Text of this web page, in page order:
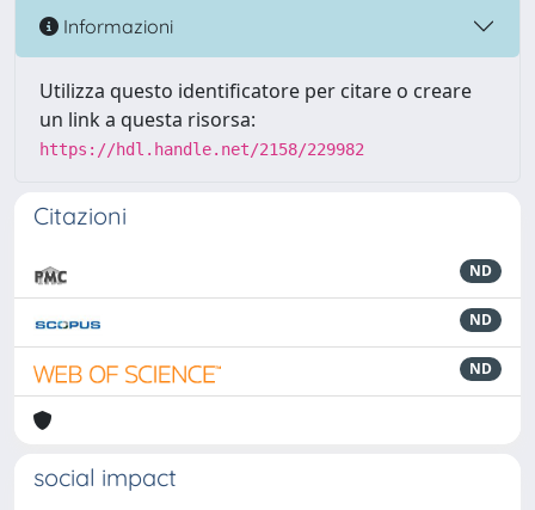
Informazioni
Utilizza questo identificatore per citare o creare
un link a questa risorsa:
https://hdl.handle.net/2158/229982
Citazioni
ND
ND
ND
social impact